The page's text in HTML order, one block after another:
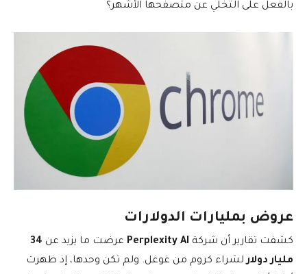
بالفعل على التخلي عن متصفحها الأشهر؟
عروض بمليارات الدولارات
كشفت تقارير أن شركة Perplexity AI عرضت ما يزيد عن 34
مليار دولارلشراء كروم من غوغل. ولم تكن وحدها، إذ ظهرت